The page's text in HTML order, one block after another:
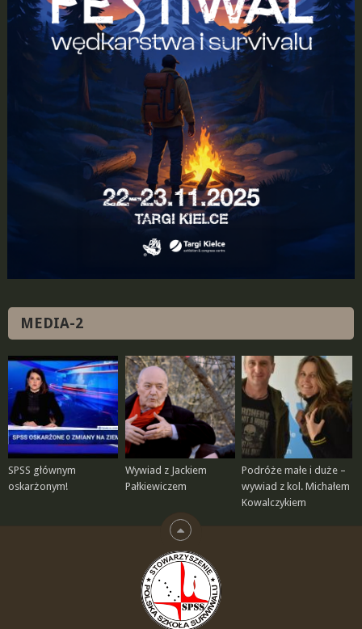
MEDIA-2
SPSS głównym
oskarżonym!
Wywiad z Jackiem
Pałkiewiczem
Podróże małe i duże –
wywiad z kol. Michałem
Kowalczykiem